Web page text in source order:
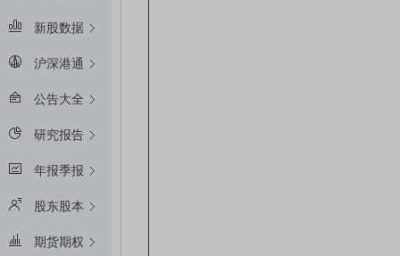
新股数据
沪深港通
公告大全
研究报告
年报季报
股东股本
期货期权